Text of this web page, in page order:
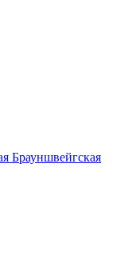
Брауншвейгская